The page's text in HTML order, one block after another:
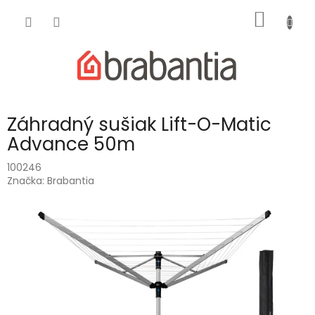
KOŠÍK
Záhradný sušiak Lift-O-Matic
Advance 50m
100246
Značka: Brabantia